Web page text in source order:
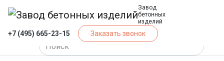
Завод
бетонных
изделий
+7 (495) 665-23-15 Заказать звонок